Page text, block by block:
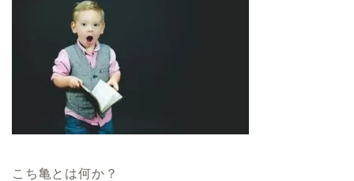
こち亀とは何か？